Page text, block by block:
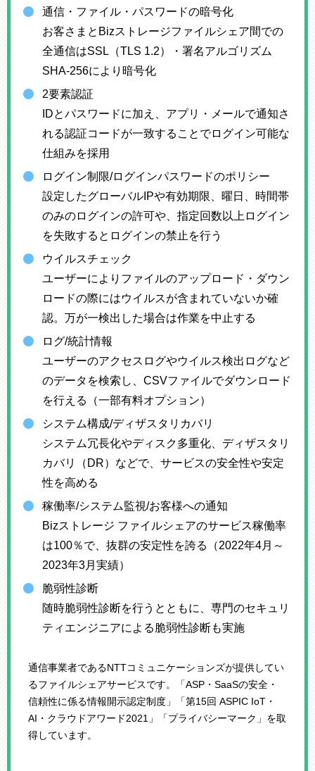
通信・ファイル・パスワードの暗号化
お客さまとBizストレージファイルシェア間での
全通信はSSL（TLS 1.2）・署名アルゴリズム
SHA-256により暗号化
2要素認証
IDとパスワードに加え、アプリ・メールで通知さ
れる認証コードが一致することでログイン可能な
仕組みを採用
ログイン制限/ログインパスワードのポリシー
設定したグローバルIPや有効期限、曜日、時間帯
のみのログインの許可や、指定回数以上ログイン
を失敗するとログインの禁止を行う
ウイルスチェック
ユーザーによりファイルのアップロード・ダウン
ロードの際にはウイルスが含まれていないか確
認。万が一検出した場合は作業を中止する
ログ/統計情報
ユーザーのアクセスログやウイルス検出ログなど
のデータを検索し、CSVファイルでダウンロード
を行える（一部有料オプション）
システム構成/ディザスタリカバリ
システム冗長化やディスク多重化、ディザスタリ
カバリ（DR）などで、サービスの安全性や安定
性を高める
稼働率/システム監視/お客様への通知
Bizストレージ ファイルシェアのサービス稼働率
は100％で、抜群の安定性を誇る（2022年4月～
2023年3月実績）
脆弱性診断
随時脆弱性診断を行うとともに、専門のセキュリ
ティエンジニアによる脆弱性診断も実施
通信事業者であるNTTコミュニケーションズが提供してい
るファイルシェアサービスです。「ASP・SaaSの安全・
信頼性に係る情報開示認定制度」「第15回 ASPIC IoT・
AI・クラウドアワード2021」「プライバシーマーク」を取
得しています。